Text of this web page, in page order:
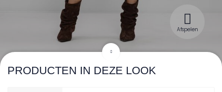
Afspelen
PRODUCTEN IN DEZE LOOK